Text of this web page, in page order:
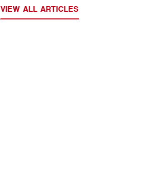
VIEW ALL ARTICLES